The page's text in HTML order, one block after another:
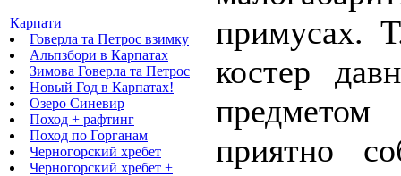
Карпати
Говерла та Петрос взимку
Альпзбори в Карпатах
Зимова Говерла та Петрос
Новый Год в Карпатах!
Озеро Синевир
Поход + рафтинг
Поход по Горганам
Черногорский хребет
Черногорский хребет +
примусах.
костер
приятно